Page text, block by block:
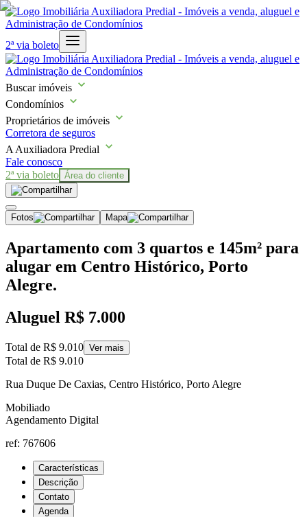
2ª via boleto
Buscar imóveis
Condomínios
Proprietários de imóveis
Corretora de seguros
A Auxiliadora Predial
Fale conosco
2ª via boleto Área do cliente
Fotos Mapa
Apartamento com 3 quartos e 145m² para
alugar em Centro Histórico, Porto
Alegre.
Aluguel R$ 7.000
Total de R$ 9.010 Ver mais
Total de R$ 9.010
Rua Duque De Caxias, Centro Histórico, Porto Alegre
Mobiliado
Agendamento Digital
ref: 767606
Características
Descrição
Contato
Agenda